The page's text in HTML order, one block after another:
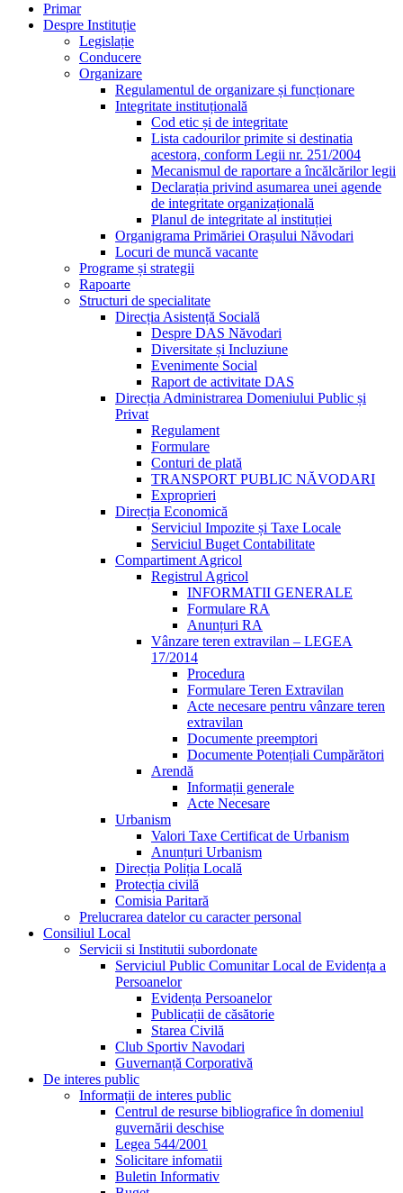
Primar
Despre Instituție
Legislație
Conducere
Organizare
Regulamentul de organizare și funcționare
Integritate instituțională
Cod etic și de integritate
Lista cadourilor primite si destinatia
acestora, conform Legii nr. 251/2004
Mecanismul de raportare a încălcărilor legii
Declarația privind asumarea unei agende
de integritate organizațională
Planul de integritate al instituției
Organigrama Primăriei Orașului Năvodari
Locuri de muncă vacante
Programe și strategii
Rapoarte
Structuri de specialitate
Direcția Asistență Socială
Despre DAS Năvodari
Diversitate și Incluziune
Evenimente Social
Raport de activitate DAS
Direcția Administrarea Domeniului Public și
Privat
Regulament
Formulare
Conturi de plată
TRANSPORT PUBLIC NĂVODARI
Exproprieri
Direcția Economică
Serviciul Impozite și Taxe Locale
Serviciul Buget Contabilitate
Compartiment Agricol
Registrul Agricol
INFORMATII GENERALE
Formulare RA
Anunțuri RA
Vânzare teren extravilan – LEGEA
17/2014
Procedura
Formulare Teren Extravilan
Acte necesare pentru vânzare teren
extravilan
Documente preemptori
Documente Potențiali Cumpărători
Arendă
Informații generale
Acte Necesare
Urbanism
Valori Taxe Certificat de Urbanism
Anunțuri Urbanism
Direcția Poliția Locală
Protecția civilă
Comisia Paritară
Prelucrarea datelor cu caracter personal
Consiliul Local
Servicii si Institutii subordonate
Serviciul Public Comunitar Local de Evidența a
Persoanelor
Evidența Persoanelor
Publicații de căsătorie
Starea Civilă
Club Sportiv Navodari
Guvernanță Corporativă
De interes public
Informații de interes public
Centrul de resurse bibliografice în domeniul
guvernării deschise
Legea 544/2001
Solicitare infomatii
Buletin Informativ